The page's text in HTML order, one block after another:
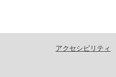
アクセシビリティ